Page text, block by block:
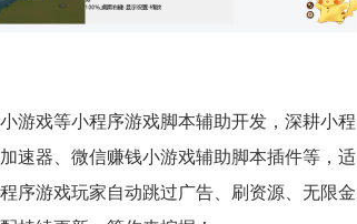
游戏等小程序游戏脚本辅助开发，深耕小程
速器、微信赚钱小游戏辅助脚本插件等，适
序游戏玩家自动跳过广告、刷资源、无限金